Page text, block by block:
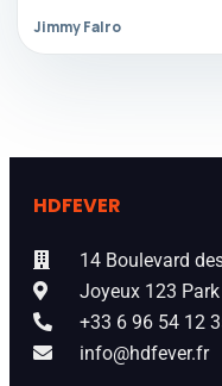
Jimmy Falro
HDFEVER
14 Boulevard
Joyeux 123
+33 6 96 54 12
info@hdfever.fr